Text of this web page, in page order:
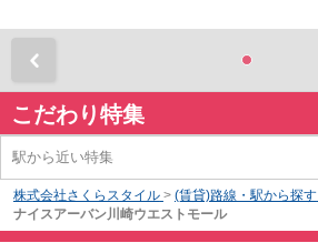
こだわり特集
駅から近い特集
株式会社さくらスタイル > (賃貸)路線・駅から探す
ナイスアーバン川崎ウエストモール